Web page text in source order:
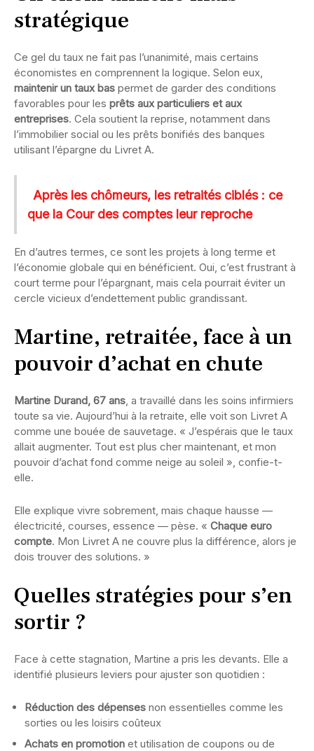
stratégique
Ce gel du taux ne fait pas l’unanimité, mais certains
économistes en comprennent la logique. Selon eux,
maintenir un taux bas permet de garder des conditions
favorables pour les prêts aux particuliers et aux
entreprises. Cela soutient la reprise, notamment dans
l’immobilier social ou les prêts bonifiés des banques
utilisant l’épargne du Livret A.
Après les chômeurs, les retraités ciblés : ce
que la Cour des comptes leur reproche
En d’autres termes, ce sont les projets à long terme et
l’économie globale qui en bénéficient. Oui, c’est frustrant à
court terme pour l’épargnant, mais cela pourrait éviter un
cercle vicieux d’endettement public grandissant.
Martine, retraitée, face à un
pouvoir d’achat en chute
Martine Durand, 67 ans, a travaillé dans les soins infirmiers
toute sa vie. Aujourd’hui à la retraite, elle voit son Livret A
comme une bouée de sauvetage. « J’espérais que le taux
allait augmenter. Tout est plus cher maintenant, et mon
pouvoir d’achat fond comme neige au soleil », confie-t-
elle.
Elle explique vivre sobrement, mais chaque hausse —
électricité, courses, essence — pèse. « Chaque euro
compte. Mon Livret A ne couvre plus la différence, alors je
dois trouver des solutions. »
Quelles stratégies pour s’en
sortir ?
Face à cette stagnation, Martine a pris les devants. Elle a
identifié plusieurs leviers pour ajuster son quotidien :
Réduction des dépenses non essentielles comme les
sorties ou les loisirs coûteux
Achats en promotion et utilisation de coupons ou de